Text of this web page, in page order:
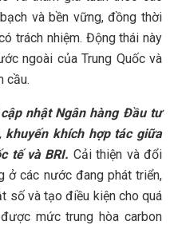
và bền vững, đồng thời
trách nhiệm. Động thái này
ngoài của Trung Quốc và
cầu.
nhật Ngân hàng Đầu tư
khuyến khích hợp tác giữa
tế và BRI. Cải thiện và đổi
ở các nước đang phát triển,
số và tạo điều kiện cho quá
mức trung hòa carbon